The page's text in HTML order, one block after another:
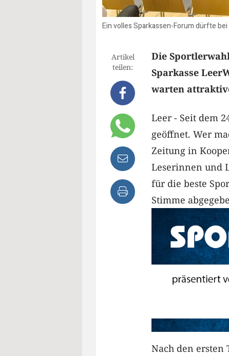
Ein volles Sparkassen-Forum dürfte
Artikel
teilen:
Die
Sparkasse
warten
Leer - Seit dem
geöffnet. Wer
Zeitung in
Leserinnen und
für die beste
Stimme
Nach den ersten